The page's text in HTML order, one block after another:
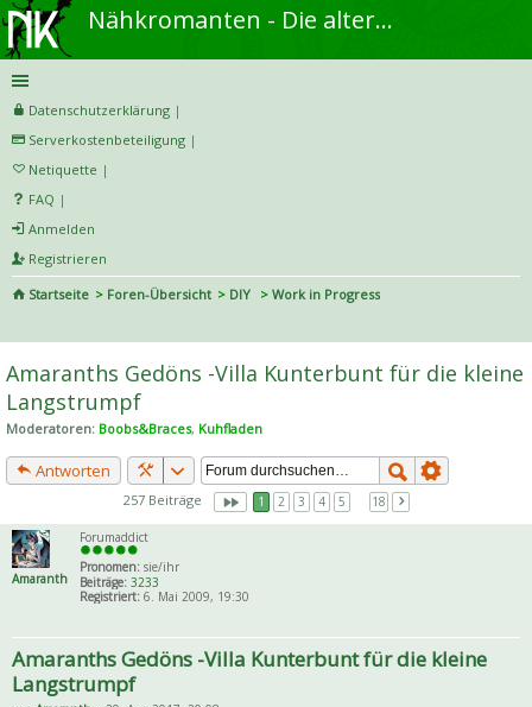
Nähkromanten - Die alternative Näh- und DIY-Community
Datenschutzerklärung |
Serverkostenbeteiligung |
Netiquette |
FAQ |
Anmelden
Registrieren
Startseite
Foren-Übersicht DIY
Work in Progress
he
Amaranths Gedöns -Villa Kunterbunt für die kleine
Langstrumpf
Moderatoren: Boobs&Braces, Kuhfladen
Antworten
257 Beiträge 1 2 3 4 5 18
Amaranth
Forumaddict
Pronomen: sie/ihr
Beiträge: 3233
Registriert: 6. Mai 2009, 19:30
Amaranths Gedöns -Villa Kunterbunt für die kleine
Langstrumpf